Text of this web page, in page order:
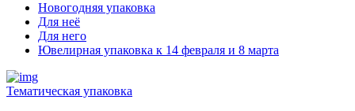
Новогодняя упаковка
Для неё
Для него
Ювелирная упаковка к 14 февраля и 8 марта
Тематическая упаковка